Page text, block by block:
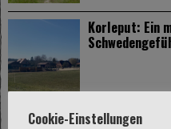
Korleput: Ein
Gut Dalwitz im
Cookie-Einstellungen